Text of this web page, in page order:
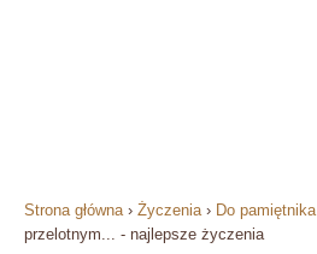
Strona główna › Życzenia › Do pamiętnika
przelotnym... - najlepsze życzenia